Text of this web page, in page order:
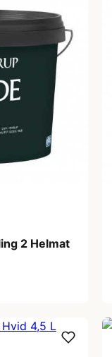
2 Helmat